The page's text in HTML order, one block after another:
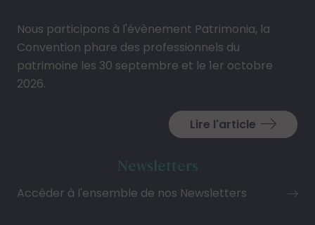
Nous participons à l'évènement Patrimonia, la
Convention phare des professionnels du
patrimoine les 30 septembre et le 1er octobre
2026.
Lire l'article
Newsletters
Accéder à l'ensemble de nos Newsletters